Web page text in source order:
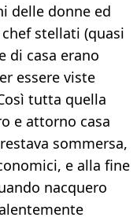
delle donne ed
stellati (quasi
di casa erano
essere viste
tutta quella
e attorno casa
sommersa,
e alla fine
nacquero